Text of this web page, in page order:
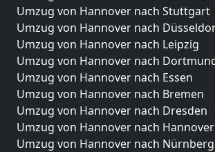
Umzug von Hannover nach Stuttgart
Umzug von Hannover nach
Umzug von Hannover nach Leipzig
Umzug von Hannover nach
Umzug von Hannover nach Essen
Umzug von Hannover nach Bremen
Umzug von Hannover nach Dresden
Umzug von Hannover nach Hannover
Umzug von Hannover nach Nürnberg